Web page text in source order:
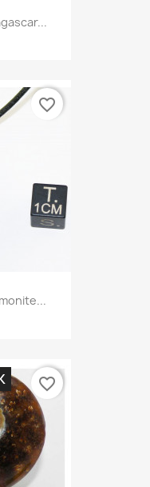
favorite_border
favorite_border